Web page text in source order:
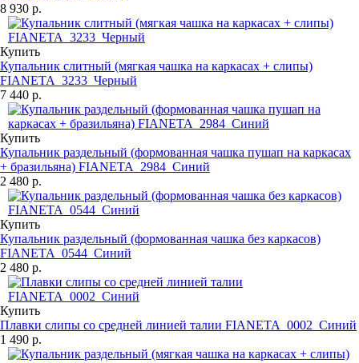
8 930 р.
Купить
Купальник слитный (мягкая чашка на каркасах + слипы)
FIANETA_3233_Черный
7 440 р.
Купить
Купальник раздельный (формованная чашка пушап на каркасах
+ бразильяна) FIANETA_2984_Синий
2 480 р.
Купить
Купальник раздельный (формованная чашка без каркасов)
FIANETA_0544_Синий
2 480 р.
Купить
Плавки слипы со средней линией талии FIANETA_0002_Синий
1 490 р.